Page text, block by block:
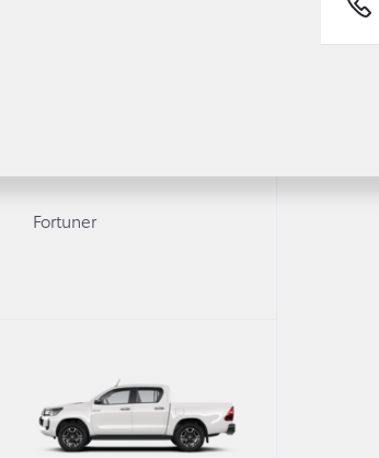
Fortuner